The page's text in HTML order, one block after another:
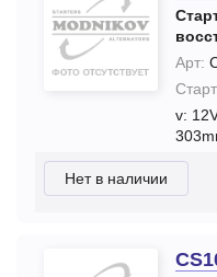
Арт:
v:
Нет в наличии